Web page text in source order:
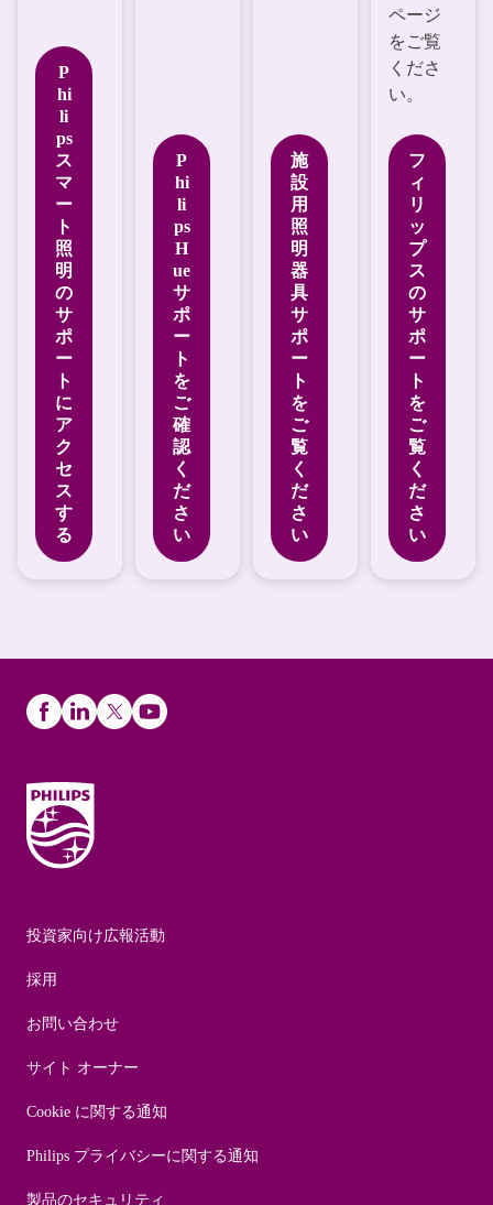
P
hi
li
ps
ス
マ
ー
ト
照
明
の
サ
ポ
ー
ト
に
ア
ク
セ
ス
す
る
P
hi
li
ps
H
ue
サ
ポ
ー
ト
を
ご
確
認
く
だ
さ
い
施
設
用
照
明
器
具
サ
ポ
ー
ト
を
ご
覧
く
だ
さ
い
ページ
をご覧
くださ
い。
フ
ィ
リ
ッ
プ
ス
の
サ
ポ
ー
ト
を
ご
覧
く
だ
さ
い
投資家向け広報活動
採用
お問い合わせ
サイト オーナー
Cookie に関する通知
Philips プライバシーに関する通知
製品のセキュリティ